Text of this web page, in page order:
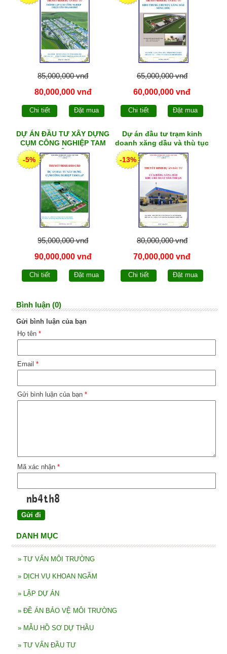
85,000,000 vnđ
80,000,000 vnđ
Chi tiết Đặt mua
65,000,000 vnđ
60,000,000 vnđ
Chi tiết Đặt mua
DỰ ÁN ĐẦU TƯ XÂY DỰNG
CỤM CÔNG NGHIỆP TAM
LẬP
-5%
95,000,000 vnđ
90,000,000 vnđ
Chi tiết Đặt mua
Dự án đầu tư trạm kinh
doanh xăng dầu và thù tục
xin phép đầu tư cây xăng
-13%
80,000,000 vnđ
70,000,000 vnđ
Chi tiết Đặt mua
Bình luận (0)
Gửi bình luận của bạn
Họ tên *
Email *
Gửi bình luận của bạn *
Mã xác nhận *
DANH MỤC
» TƯ VẤN MÔI TRƯỜNG
» DỊCH VỤ KHOAN NGẦM
» LẬP DỰ ÁN
» ĐỀ ÁN BẢO VỆ MÔI TRƯỜNG
» MẪU HỒ SƠ DỰ THẦU
» TƯ VẤN ĐẦU TƯ